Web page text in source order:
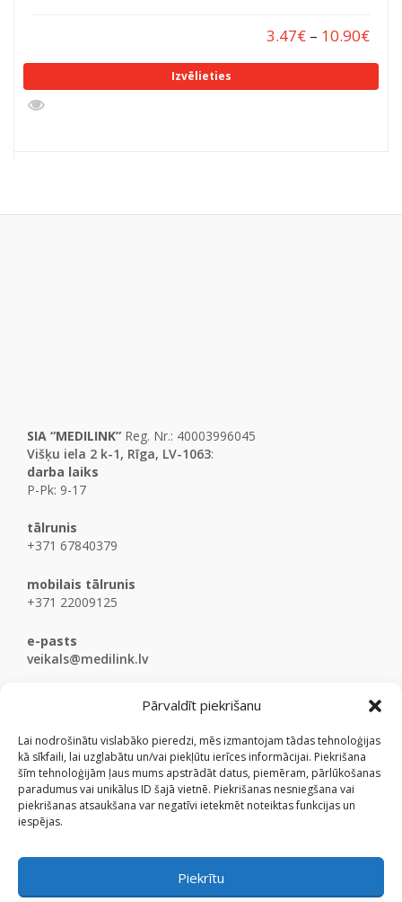
Pārvaldīt piekrišanu
Lai nodrošinātu vislabāko pieredzi, mēs izmantojam tādas tehnoloģijas
kā sīkfaili, lai uzglabātu un/vai piekļūtu ierīces informācijai. Piekrišana
šīm tehnoloģijām ļaus mums apstrādāt datus, piemēram, pārlūkošanas
paradumus vai unikālus ID šajā vietnē. Piekrišanas nesniegšana vai
piekrišanas atsaukšana var negatīvi ietekmēt noteiktas funkcijas un
iespējas.
Piekrītu
3.47€ – 10.90€
Izvēlieties
SIA “MEDILINK” Reg. Nr.: 40003996045
Višķu iela 2 k-1, Rīga, LV-1063:
darba laiks
P-Pk: 9-17
tālrunis
+371 67840379
mobilais tālrunis
+371 22009125
e-pasts
veikals@medilink.lv